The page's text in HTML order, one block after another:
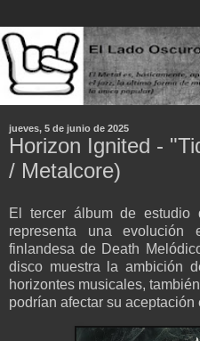
jueves, 5 de junio de 2025
Horizon Ignited -
/ Metalcore)
El tercer álbum de estudio
representa una
finlandesa de Death
disco muestra la ambición
horizontes musicales,
podrían afectar su